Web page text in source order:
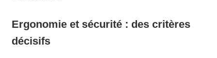
Ergonomie et sécurité : des critères
décisifs